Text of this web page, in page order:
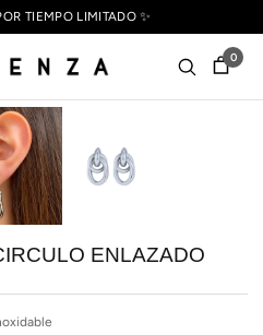
TIEMPO LIMITADO ✨
0
ENLAZADO